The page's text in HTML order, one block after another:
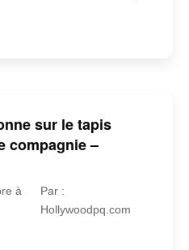
sur le tapis
compagnie –
à
Par :
Hollywoodpq.com